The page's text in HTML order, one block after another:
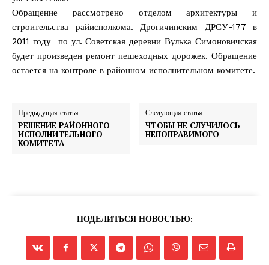
Обращение рассмотрено отделом архитектуры и
строительства райисполкома. Дрогичинским ДРСУ-177 в
2011 году по ул. Советская деревни Вулька Симоновичская
будет произведен ремонт пешеходных дорожек. Обращение
остается на контроле в районном исполнительном комитете.
Предыдущая статья
РЕШЕНИЕ РАЙОННОГО
ИСПОЛНИТЕЛЬНОГО
КОМИТЕТА
Следующая статья
ЧТОБЫ НЕ СЛУЧИЛОСЬ
НЕПОПРАВИМОГО
ПОДЕЛИТЬСЯ НОВОСТЬЮ: